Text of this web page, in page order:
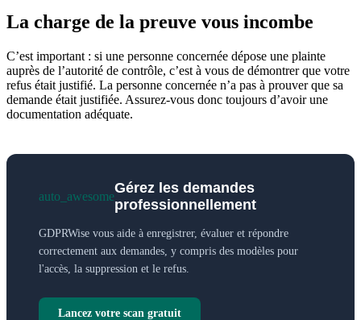
La charge de la preuve vous incombe
C’est important : si une personne concernée dépose une plainte
auprès de l’autorité de contrôle, c’est à vous de démontrer que votre
refus était justifié. La personne concernée n’a pas à prouver que sa
demande était justifiée. Assurez-vous donc toujours d’avoir une
documentation adéquate.
auto_awesome
Gérez les demandes
professionnellement
GDPRWise vous aide à enregistrer, évaluer et répondre
correctement aux demandes, y compris des modèles pour
l'accès, la suppression et le refus.
Lancez votre scan gratuit